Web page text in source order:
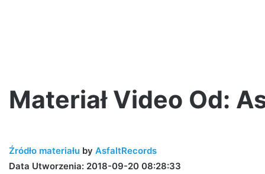
Materiał Video Od:
Źródło materiału by AsfaltRecords
Data Utworzenia: 2018-09-20 08:28:33
Wersja
–